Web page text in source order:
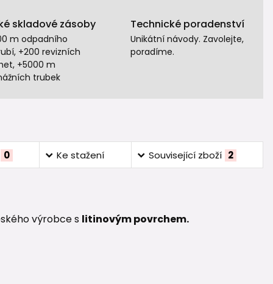
skladové zásoby
m odpadního
+200 revizních
+5000 m
trubek
Technické poradenství
Unikátní návody. Zavolejte,
poradíme.
0 Ke stažení Související zboží 2
výrobce s litinovým povrchem.